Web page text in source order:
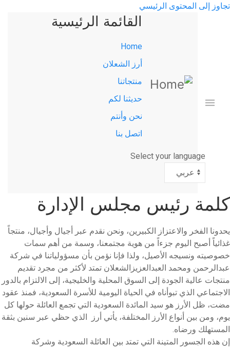
تجاوز إلى المحتوى الرئيسي
القائمة الرئيسية
Home
أرز الشعلان
منتجاتنا
حديثنا لكم
نحن وأنتم
اتصل بنا
Select your language
كلمة رئيس مجلس الإدارة
يحدونا الفخر والاعتزاز الكبيرين، ونحن نقدم عبر أجيال وأجيال، منتجاً
غذائياً أصبح اليوم جزءاً من هوية مجتمعنا، وسمة من أهم سمات
خصوصيته ونسيجه الأصيل، ولذا فإنا نؤمن بأن مسؤولياتنا في شركة
عبدالرحمن ومحمد العبدالعزيزالشعلان تمتد لأكثر من مجرد تقديم
منتجات عالية الجودة إلى السوق المحلية والخليجية، إلى الالتزام بالدور
الاجتماعي الذي تبوأناه في الحياة اليومية للأسرة السعودية، فمنذ عقود
مضت، ظل الأرز هو سيد المائدة السعودية التي تجمع العائلة حولها كل
يوم، ومن بين أنواع الأرز المختلفة، يأتي أرز
الذي حظي عبر سنين بثقة
المستهلك ورضاه.
إن هذه الجسور المتينة التي تمتد بين العائلة السعودية وشركة